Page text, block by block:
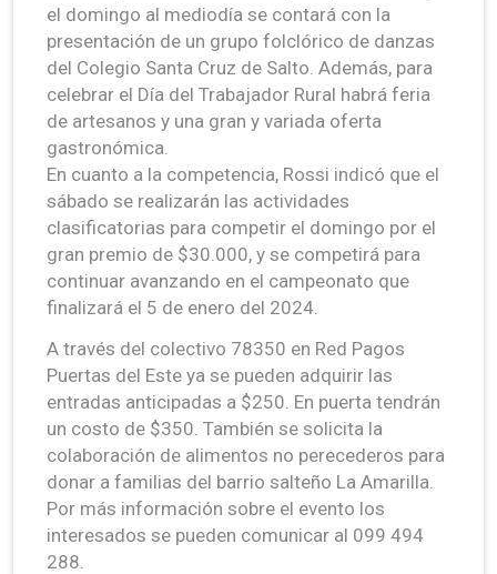
el domingo al mediodía se contará con la
presentación de un grupo folclórico de danzas
del Colegio Santa Cruz de Salto. Además, para
celebrar el Día del Trabajador Rural habrá feria
de artesanos y una gran y variada oferta
gastronómica.
En cuanto a la competencia, Rossi indicó que el
sábado se realizarán las actividades
clasificatorias para competir el domingo por el
gran premio de $30.000, y se competirá para
continuar avanzando en el campeonato que
finalizará el 5 de enero del 2024.
A través del colectivo 78350 en Red Pagos
Puertas del Este ya se pueden adquirir las
entradas anticipadas a $250. En puerta tendrán
un costo de $350. También se solicita la
colaboración de alimentos no perecederos para
donar a familias del barrio salteño La Amarilla.
Por más información sobre el evento los
interesados se pueden comunicar al 099 494
288.